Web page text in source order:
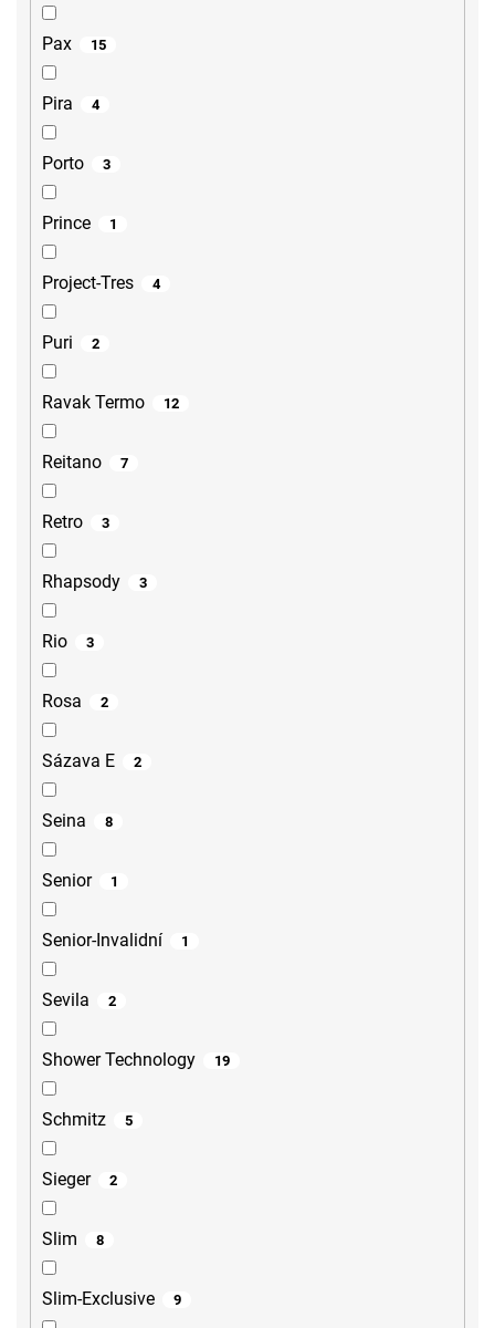
Pax 15
Pira 4
Porto 3
Prince 1
Project-Tres 4
Puri 2
Ravak Termo 12
Reitano 7
Retro 3
Rhapsody 3
Rio 3
Rosa 2
Sázava E 2
Seina 8
Senior 1
Senior-Invalidní 1
Sevila 2
Shower Technology 19
Schmitz 5
Sieger 2
Slim 8
Slim-Exclusive 9